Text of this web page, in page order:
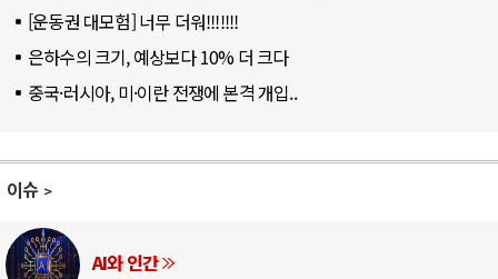
[운동권 대모험] 너무 더워!!!!!!!
은하수의 크기, 예상보다 10% 더 크다
중국·러시아, 미·이란 전쟁에 본격 개입..
이슈
AI와 인간